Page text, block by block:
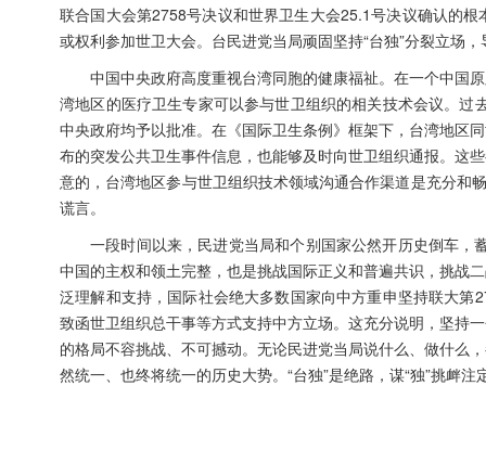
联合国大会第2758号决议和世界卫生大会25.1号决议确认的
或权利参加世卫大会。台民进党当局顽固坚持“台独”分裂立场
中国中央政府高度重视台湾同胞的健康福祉。在一个中国
湾地区的医疗卫生专家可以参与世卫组织的相关技术会议。
中央政府均予以批准。在《国际卫生条例》框架下，台湾地区
布的突发公共卫生事件信息，也能够及时向世卫组织通报。这
意的，台湾地区参与世卫组织技术领域沟通合作渠道是充分和
谎言。
一段时间以来，民进党当局和个别国家公然开历史倒车
中国的主权和领土完整，也是挑战国际正义和普遍共识，挑战
泛理解和支持，国际社会绝大多数国家向中方重申坚持联大
致函世卫组织总干事等方式支持中方立场。这充分说明，坚持
的格局不容挑战、不可撼动。无论民进党当局说什么、做什么
然统一、也终将统一的历史大势。“台独”是绝路，谋“独”挑衅注